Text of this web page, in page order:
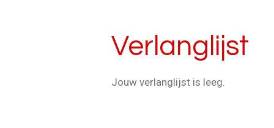
Verlanglijst
Jouw verlanglijst is leeg.